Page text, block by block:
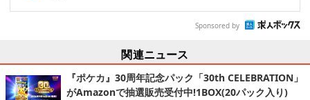
Sponsored by
関連ニュース
『ポケカ』30周年記念パック「30th CELEBRATION」
がAmazonで抽選販売受付中!1BOX(20パック入り)